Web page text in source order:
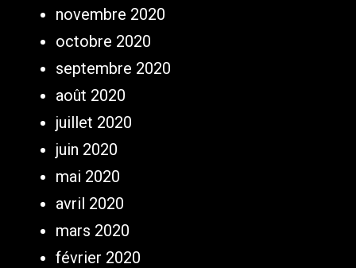
novembre 2020
octobre 2020
septembre 2020
août 2020
juillet 2020
juin 2020
mai 2020
avril 2020
mars 2020
février 2020